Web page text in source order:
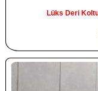
Lüks Deri